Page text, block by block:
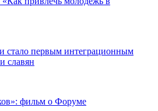
стало первым интеграционным
славян
фильм о Форуме